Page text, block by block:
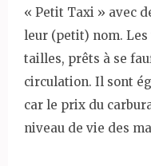
« Petit Taxi » avec
leur (petit) nom.
tailles, prêts à se
circulation. Il sont
car le prix du
niveau de vie des